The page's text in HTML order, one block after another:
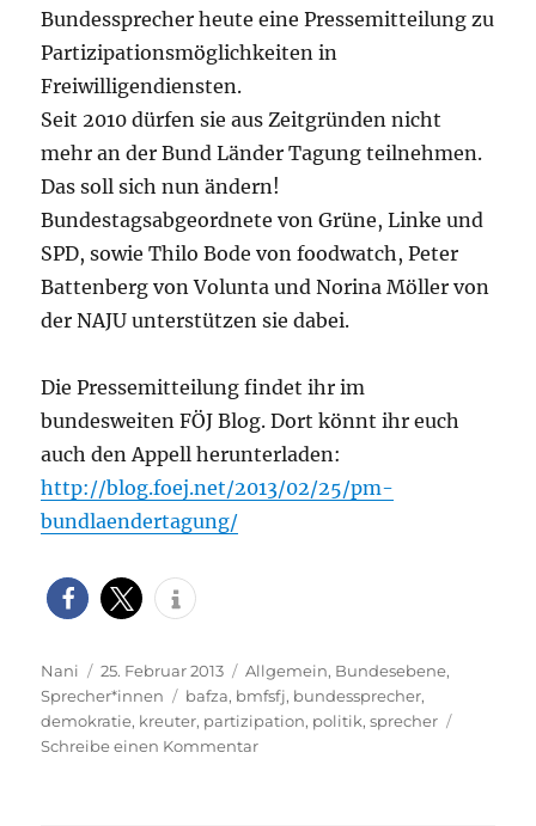
Bundessprecher heute eine Pressemitteilung zu
Partizipationsmöglichkeiten in
Freiwilligendiensten.
Seit 2010 dürfen sie aus Zeitgründen nicht
mehr an der Bund Länder Tagung teilnehmen.
Das soll sich nun ändern!
Bundestagsabgeordnete von Grüne, Linke und
SPD, sowie Thilo Bode von foodwatch, Peter
Battenberg von Volunta und Norina Möller von
der NAJU unterstützen sie dabei.
Die Pressemitteilung findet ihr im
bundesweiten FÖJ Blog. Dort könnt ihr euch
auch den Appell herunterladen:
http://blog.foej.net/2013/02/25/pm-
bundlaendertagung/
Autor
Nani
Veröffentlicht
am
25. Februar 2013 Kategorien
Allgemein, Bundesebene,
Sprecher*innen
Schlagwörter
bafza, bmfsfj, bundessprecher,
demokratie, kreuter, partizipation, politik,sprecher
Schreibe einen Kommentarzu